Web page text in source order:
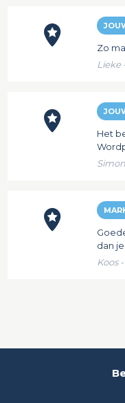
Zo
Lieke
Het
dan
Koos